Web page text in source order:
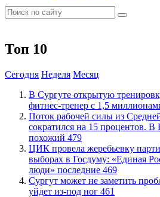
Топ 10
Сегодня Неделя Месяц
В Сургуте открытую
фитнес-тренер с 1,5
Поток рабочей силы из
сократился на 15 процентов. В
похожий 479
ЦИК провела жеребьевку
выборах в Госдуму: «Единая
люди» последние 469
Сургут может не заметить
уйдет из-под ног 461